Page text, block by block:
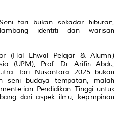
tari bukan sekadar hiburan,
identiti dan warisan
(Hal Ehwal Pelajar & Alumni)
(UPM), Prof. Dr. Arifin Abdu,
Tari Nusantara 2025 bukan
seni budaya tempatan, malah
Pendidikan Tinggi untuk
dari aspek ilmu, kepimpinan